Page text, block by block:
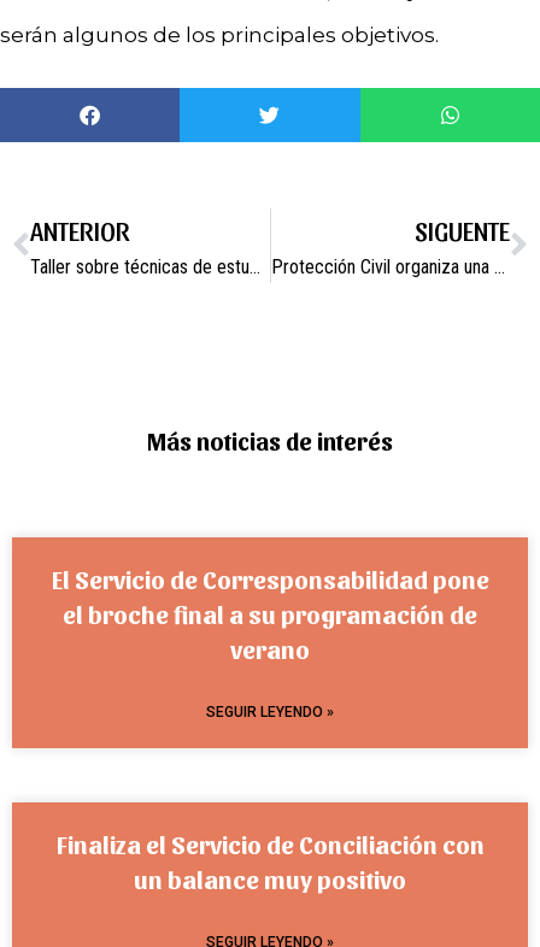
serán algunos de los principales objetivos.
ANTERIOR
Taller sobre técnicas de estudio dirigido a estudiantes
SIGUENTE
Protección Civil organiza una gimkana de orientación para nuevos voluntarios
Más noticias de interés
El Servicio de Corresponsabilidad pone
el broche final a su programación de
verano
SEGUIR LEYENDO »
Finaliza el Servicio de Conciliación con
un balance muy positivo
SEGUIR LEYENDO »